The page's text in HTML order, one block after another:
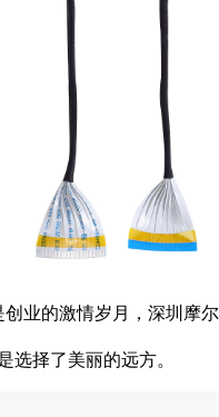
业的激情岁月，深圳摩
选择了美丽的远方。